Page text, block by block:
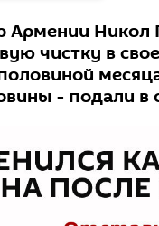
Армении Никол
чистку в
- подали в